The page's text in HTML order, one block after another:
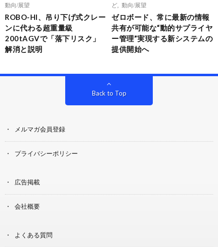
動向/展望
ROBO-HI、吊り下げ式クレー
ンに代わる超重量級
200tAGVで「落下リスク」
解消と説明
ど
動向/展望
ゼロボード、常に最新の情報
共有が可能な“動的サプライヤ
ー管理”実現する新システムの
提供開始へ
Back to Top
メルマガ会員登録
プライバシーポリシー
広告掲載
会社概要
よくある質問